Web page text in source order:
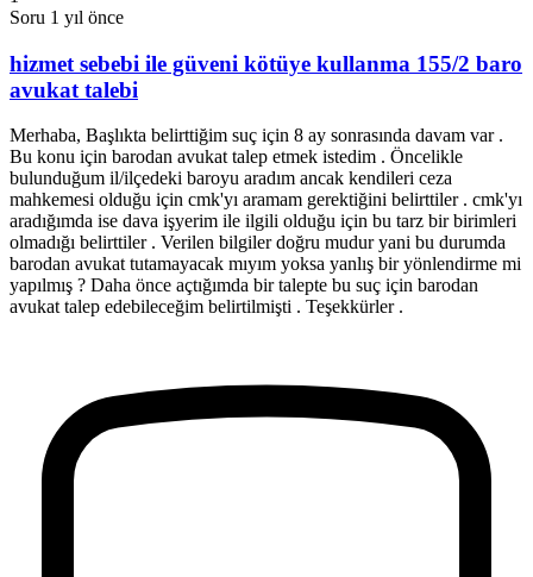
Soru 1 yıl önce
hizmet sebebi ile güveni kötüye kullanma 155/2 baro
avukat talebi
Merhaba, Başlıkta belirttiğim suç için 8 ay sonrasında davam var .
Bu konu için barodan avukat talep etmek istedim . Öncelikle
bulunduğum il/ilçedeki baroyu aradım ancak kendileri ceza
mahkemesi olduğu için cmk'yı aramam gerektiğini belirttiler . cmk'yı
aradığımda ise dava işyerim ile ilgili olduğu için bu tarz bir birimleri
olmadığı belirttiler . Verilen bilgiler doğru mudur yani bu durumda
barodan avukat tutamayacak mıyım yoksa yanlış bir yönlendirme mi
yapılmış ? Daha önce açtığımda bir talepte bu suç için barodan
avukat talep edebileceğim belirtilmişti . Teşekkürler .